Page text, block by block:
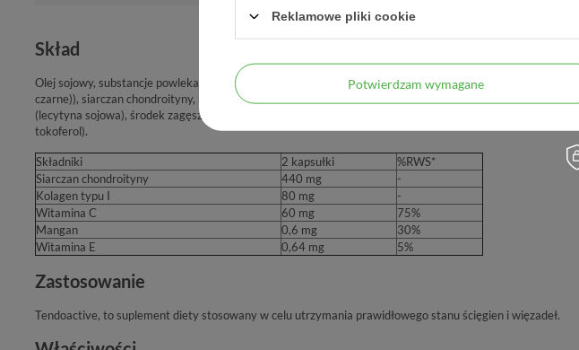
Skład
Olej sojowy, substancje powlekające (żelatyna, gliceryna, substancje barwiące (tlenki żelaza czerwone i
czarne)), siarczan chondroityny, hydrolizowany kolagen typu I, witamina C (kwas L-askorbinowy),
(lecytyna sojowa), środek zagęszczający (monostearynian glicerolu), siarczan manganu, witamina E (D-alfa-
tokoferol).
Składniki 2 kapsułki
%RWS*
Siarczan chondroityny
440 mg
-
Kolagen typu I
80 mg
-
Witamina C
60 mg
75%
Mangan
0,6 mg
30%
Witamina E
0,64 mg 5%
Zastosowanie
Tendoactive, to suplement diety stosowany w celu utrzymania prawidłowego stanu ścięgien i więzadeł.
Reklamowe pliki cookie
Potwierdzam wymagane